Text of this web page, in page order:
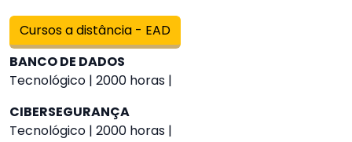
Cursos a distância - EAD
BANCO DE DADOS
Tecnológico | 2000 horas |
CIBERSEGURANÇA
Tecnológico | 2000 horas |